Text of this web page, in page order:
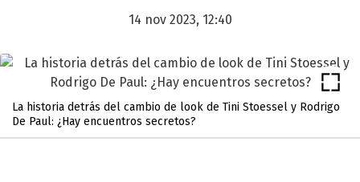
14 nov 2023, 12:40
La historia detrás del cambio de look de Tini Stoessel y Rodrigo
De Paul: ¿Hay encuentros secretos?